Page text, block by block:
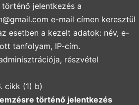
jelentkezés a
e-mail címen keresztül
esetben a kezelt adatok: név, e-
tanfolyam, IP-cím.
részvétel
cikk (1) b)
történő jelentkezés